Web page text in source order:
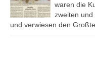
waren die
zweiten
und verwiesen den